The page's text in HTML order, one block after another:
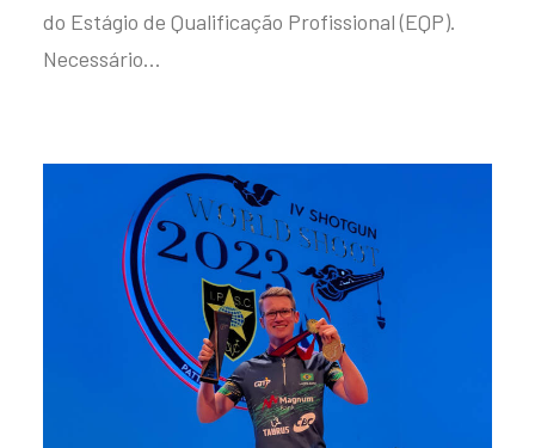
do Estágio de Qualificação Profissional (EQP).
Necessário…